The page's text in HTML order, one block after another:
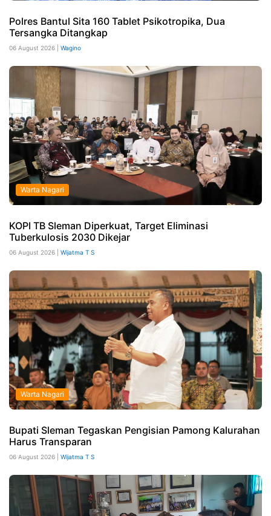
Polres Bantul Sita 160 Tablet Psikotropika, Dua
Tersangka Ditangkap
06 August 2026 | Wagino
Warta Nagari
KOPI TB Sleman Diperkuat, Target Eliminasi
Tuberkulosis 2030 Dikejar
06 August 2026 | Wijatma T S
Warta Nagari
Bupati Sleman Tegaskan Pengisian Pamong Kalurahan
Harus Transparan
06 August 2026 | Wijatma T S